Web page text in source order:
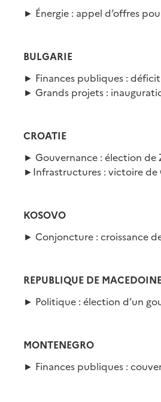
► Énergie : appel d’offres
BULGARIE
► Finances publiques : déficit
► Grands projets :
CROATIE
► Gouvernance : élection de
►Infrastructures : victoire de
KOSOVO
► Conjoncture : croissance
REPUBLIQUE DE
► Politique : élection d’un
MONTENEGRO
► Finances publiques :